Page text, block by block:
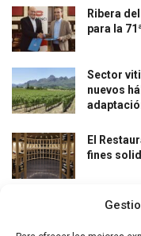
Ribera
para la
Sector
nuevos
El
fines